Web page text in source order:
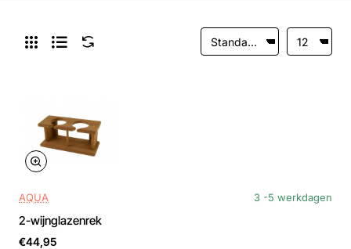
AQUA 3 -5 werkdagen
2-wijnglazenrek
€44,95